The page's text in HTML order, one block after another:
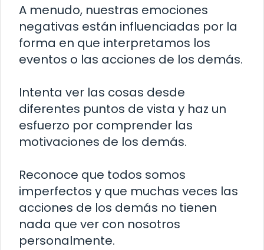
A menudo, nuestras emociones
negativas están influenciadas por la
forma en que interpretamos los
eventos o las acciones de los demás.
Intenta ver las cosas desde
diferentes puntos de vista y haz un
esfuerzo por comprender las
motivaciones de los demás.
Reconoce que todos somos
imperfectos y que muchas veces las
acciones de los demás no tienen
nada que ver con nosotros
personalmente.